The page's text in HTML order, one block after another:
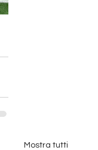
Mostra tutti